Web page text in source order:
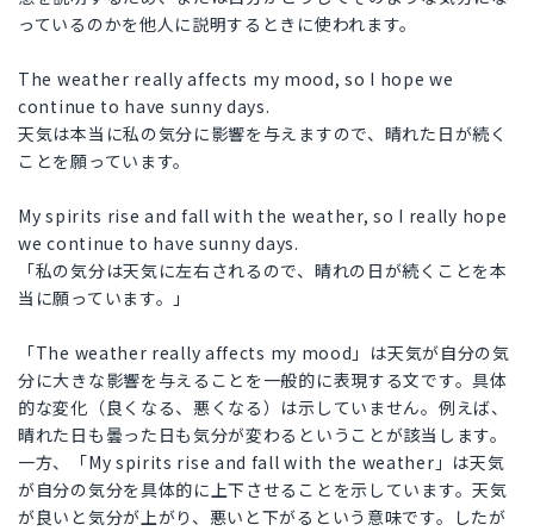
っているのかを他人に説明するときに使われます。
The weather really affects my mood, so I hope we
continue to have sunny days.
天気は本当に私の気分に影響を与えますので、晴れた日が続く
ことを願っています。
My spirits rise and fall with the weather, so I really hope
we continue to have sunny days.
「私の気分は天気に左右されるので、晴れの日が続くことを本
当に願っています。」
「The weather really affects my mood」は天気が自分の気
分に大きな影響を与えることを一般的に表現する文です。具体
的な変化（良くなる、悪くなる）は示していません。例えば、
晴れた日も曇った日も気分が変わるということが該当します。
一方、「My spirits rise and fall with the weather」は天気
が自分の気分を具体的に上下させることを示しています。天気
が良いと気分が上がり、悪いと下がるという意味です。したが